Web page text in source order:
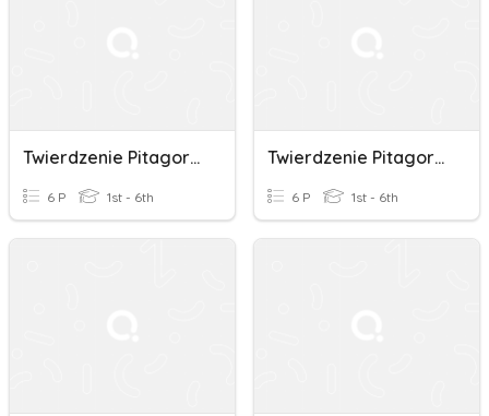
Twierdzenie Pitagorasa Kl 7
6 P 1st - 6th
Twierdzenie Pitagorasa Kl 7
6 P 1st - 6th